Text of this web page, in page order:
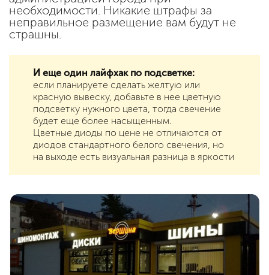
необходимости. Никакие штрафы за
неправильное размещение вам будут не
страшны.
И еще один лайфхак по подсветке:
если планируете сделать желтую или
красную вывеску, добавьте в нее цветную
подсветку нужного цвета, тогда свечение
будет еще более насыщенным.
Цветные диоды по цене не отличаются от
диодов стандартного белого свечения, но
на выходе есть визуальная разница в яркости